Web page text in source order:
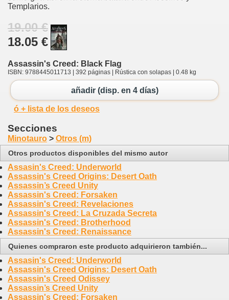
Templarios.
19.00 €
18.05 €
Assassin's Creed: Black Flag
ISBN: 9788445011713 | 392 páginas | Rústica con solapas | 0.48 kg
añadir (disp. en 4 días)
ó + lista de los deseos
Secciones
Minotauro > Otros (m)
Otros productos disponibles del mismo autor
Assasin's Creed: Underworld
Assassin's Creed Origins: Desert Oath
Assassin’s Creed Unity
Assassin's Creed: Forsaken
Assassin's Creed: Revelaciones
Assassin's Creed: La Cruzada Secreta
Assassin's Creed: Brotherhood
Assassin's Creed: Renaissance
Quienes compraron este producto adquirieron también...
Assasin's Creed: Underworld
Assassin's Creed Origins: Desert Oath
Assassin's Creed Odissey
Assassin’s Creed Unity
Assassin's Creed: Forsaken